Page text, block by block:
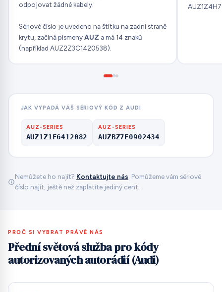
odpojovat žádné kabely.
Sériové číslo je uvedeno na štítku na zadní straně
krytu, začíná písmenyAUZ a má 14 znaků
(například AUZ2Z3C1420538).
JAK VYPADÁ VÁŠ SÉRIOVÝ KÓD Z AUDI
AUZ-SERIES
AUZ1Z1F6412082
AUZ-SERIES
AUZBZ7E0902434
Nemůžete ho najít? Kontaktujte nás. Pomůžeme vám sériové
číslo najít, ještě než zaplatíte jediný cent.
PROČ SI VYBRAT PRÁVĚ NÁS
Přední světová služba pro kódy
autorizovaných autorádií (Audi)